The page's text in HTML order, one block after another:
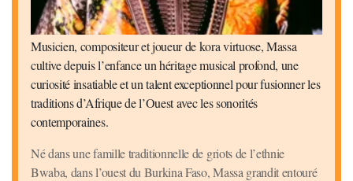
Musicien, compositeur et joueur de kora virtuose, Massa
cultive depuis l’enfance un héritage musical profond, une
curiosité insatiable et un talent exceptionnel pour fusionner les
traditions d’Afrique de l’Ouest avec les sonorités
contemporaines.
Né dans une famille traditionnelle de griots de l’ethnie
Bwaba, dans l’ouest du Burkina Faso, Massa grandit entouré